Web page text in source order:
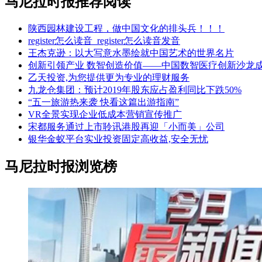
陕西园林建设工程，做中国文化的排头兵！！！
register怎么读音_register怎么读音发音
王杰克逊：以大写意水墨绘就中国艺术的世界名片
创新引领产业 数智创造价值——中国数智医疗创新沙龙
乙天投资,为您提供更为专业的理财服务
九龙仓集团：预计2019年股东应占盈利同比下跌50%
“五一旅游热来袭 快看这篇出游指南”
VR全景实现企业低成本营销宣传推广
宋都服务通过上市聆讯港股再迎「小而美」公司
银华金蚁平台实业投资固定高收益,安全无忧
马尼拉时报浏览榜